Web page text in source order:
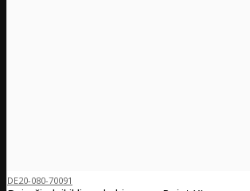
DE20-080-70091